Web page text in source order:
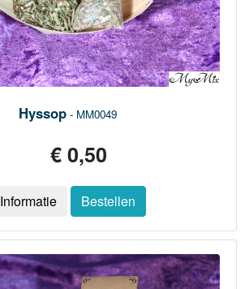
Hyssop- MM0049
€ 0,50
Informatie Bestellen